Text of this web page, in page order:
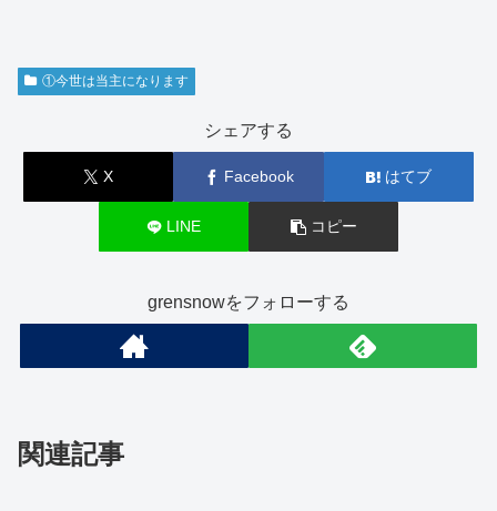
①今世は当主になります
シェアする
X Facebook はてブ
LINE コピー
grensnowをフォローする
関連記事